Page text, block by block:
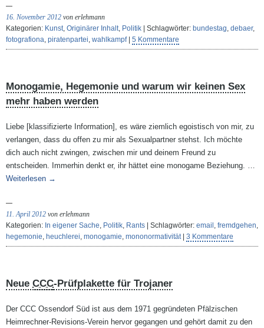
16. November 2012 von erlehmann
Kategorien: Kunst, Originärer Inhalt, Politik | Schlagwörter: bundestag, debaer,
fotografiona, piratenpartei, wahlkampf| 5 Kommentare
Monogamie, Hegemonie und warum wir keinen Sex
mehr haben werden
Liebe [klassifizierte Information], es wäre ziemlich egoistisch von mir, zu
verlangen, dass du offen zu mir als Sexualpartner stehst. Ich möchte
dich auch nicht zwingen, zwischen mir und deinem Freund zu
entscheiden. Immerhin denkt er, ihr hättet eine monogame Beziehung. …
Weiterlesen →
11. April 2012 von erlehmann
Kategorien: In eigener Sache, Politik, Rants | Schlagwörter: email , fremdgehen,
hegemonie, heuchlerei, monogamie, mononormativität| 3 Kommentare
Neue CCC-Prüfplakette für Trojaner
Der CCC Ossendorf Süd ist aus dem 1971 gegründeten Pfälzischen
Heimrechner-Revisions-Verein hervor gegangen und gehört damit zu den